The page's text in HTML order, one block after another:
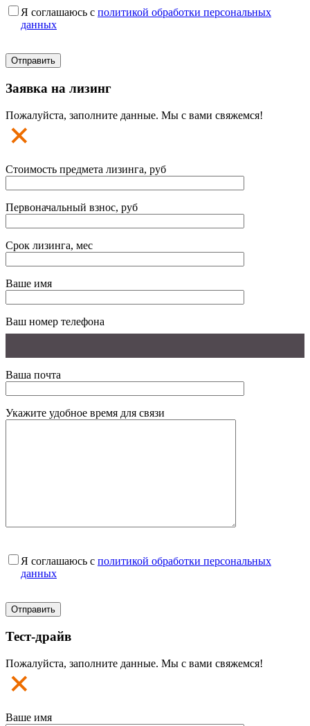
Я соглашаюсь с политикой обработки персональных
данных
Заявка на лизинг
Пожалуйста, заполните данные. Мы с вами свяжемся!
Стоимость предмета лизинга, руб
Первоначальный взнос, руб
Срок лизинга, мес
Ваше имя
Ваш номер телефона
Ваша почта
Укажите удобное время для связи
Я соглашаюсь с политикой обработки персональных
данных
Тест-драйв
Пожалуйста, заполните данные. Мы с вами свяжемся!
Ваше имя